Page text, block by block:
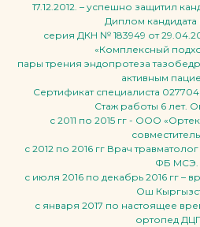
17.12.2012. – успешно защитил
Диплом кандидата
серия ДКН № 183949 от
«Комплексный
пары трения эндопротеза
активным
Сертификат специалиста 027704
Стаж работы 6 лет.
с 2011 по 2015 гг - ООО
с 2012 по 2016 гг Врач
ФБ МСЭ.
с июля 2016 по декабрь 2016 гг –
Ош
с января 2017 по настоящее
ортопед